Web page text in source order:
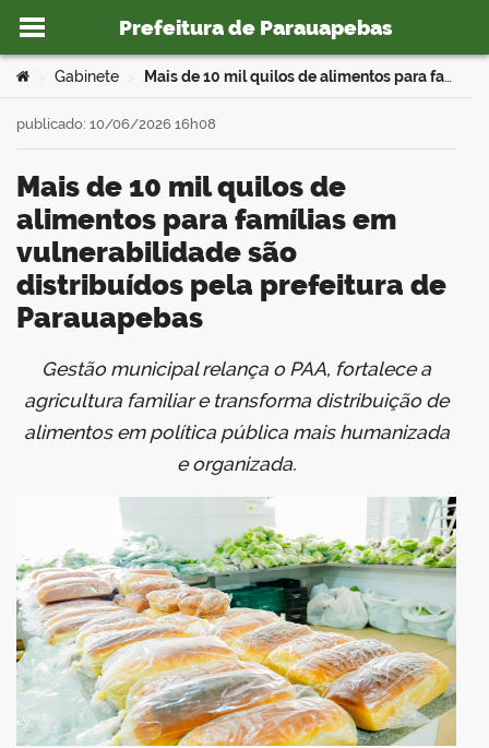
Ir para o conteúdo
Prefeitura de Parauapebas
portal
Você está aqui:
Gabinete Mais de 10 mil quilos de alimentos para famílias em vulnerabilidade são distribuídos pela prefeitura de Parauapebas
Mais de 10 mil quilos de
alimentos para famílias em
vulnerabilidade são
distribuídos pela prefeitura de
Parauapebas
publicado: 10/06/2026 16h08
Gestão municipal relança o PAA, fortalece a
agricultura familiar e transforma distribuição de
alimentos em política pública mais humanizada
e organizada.